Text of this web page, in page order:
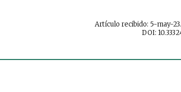
Artículo recibido: 5-may-
DOI: